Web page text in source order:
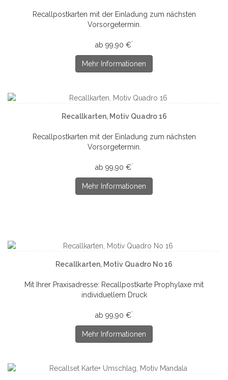
Recallpostkarten mit der Einladung zum nächsten
Vorsorgetermin.
ab 99,90 €*
Mehr Informationen
Recallkarten, Motiv Quadro 16
Recallpostkarten mit der Einladung zum nächsten
Vorsorgetermin.
ab 99,90 €*
Mehr Informationen
Recallkarten, Motiv Quadro No 16
Mit Ihrer Praxisadresse: Recallpostkarte Prophylaxe mit
individuellem Druck
ab 99,90 €*
Mehr Informationen